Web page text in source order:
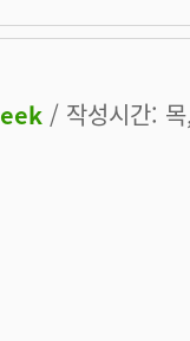
eek / 작성시간: